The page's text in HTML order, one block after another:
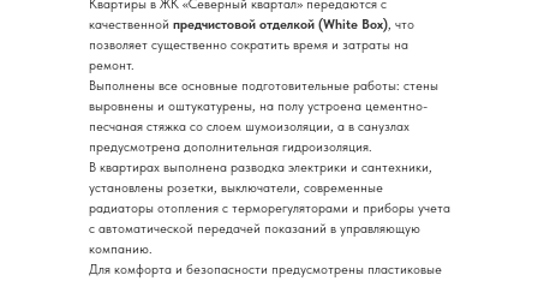
Квартиры в ЖК «Северный квартал» передаются с
качественной предчистовой отделкой (White Box), что
позволяет существенно сократить время и затраты на
ремонт.
Выполнены все основные подготовительные работы: стены
выровнены и оштукатурены, на полу устроена цементно-
песчаная стяжка со слоем шумоизоляции, а в санузлах
предусмотрена дополнительная гидроизоляция.
В квартирах выполнена разводка электрики и сантехники,
установлены розетки, выключатели, современные
радиаторы отопления с терморегуляторами и приборы учета
с автоматической передачей показаний в управляющую
компанию.
Для комфорта и безопасности предусмотрены пластиковые